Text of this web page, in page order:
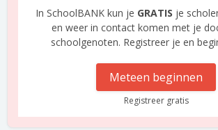
In SchoolBANK kun je GRATIS je
en weer in contact komen met je
schoolgenoten. Registreer je en
Meteen beginnen
Registreer gratis